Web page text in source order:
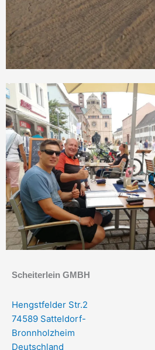
Scheiterlein GMBH
Hengstfelder Str.2
74589 Satteldorf-
Bronnholzheim
Deutschland